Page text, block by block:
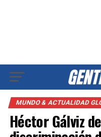
MUNDO & ACTUALIDAD
Héctor Gálviz